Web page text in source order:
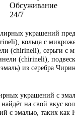
Обсуживание
24/7
украшений
кольца с
(chirineli), серьги с
(chirineli),
из серебра
украшений с
на свой вкус
с эмалью, таких